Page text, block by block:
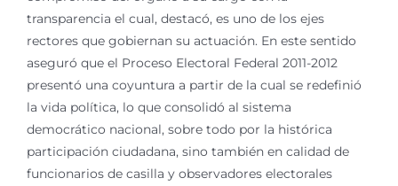
transparencia el cual, destacó, es uno de los ejes
rectores que gobiernan su actuación. En este sentido
aseguró que el Proceso Electoral Federal 2011-2012
presentó una coyuntura a partir de la cual se redefinió
la vida política, lo que consolidó al sistema
democrático nacional, sobre todo por la histórica
participación ciudadana, sino también en calidad de
funcionarios de casilla y observadores electorales